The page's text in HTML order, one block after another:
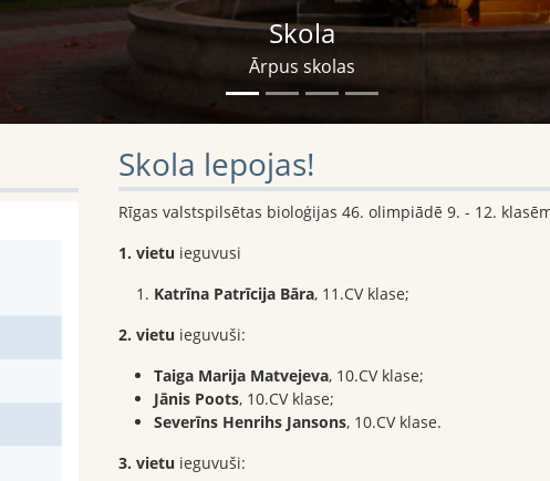
Skola
Ārpus skolas
Skola lepojas!
Rīgas valstspilsētas bioloģijas 46. olimpiādē 9. - 12.
1. vietu ieguvusi
Katrīna Patrīcija Bāra, 11.CV klase;
2. vietu ieguvuši:
Taiga Marija Matvejeva, 10.CV klase;
Jānis Poots, 10.CV klase;
Severīns Henrihs Jansons, 10.CV klase.
3. vietu ieguvuši: